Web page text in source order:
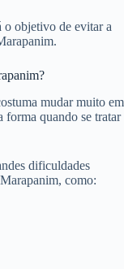
o objetivo de evitar a
mudar muito em
forma quando se tratar
dificuldades
como: